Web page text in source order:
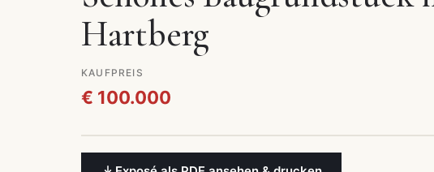
Hartberg
KAUFPREIS
€ 100.000